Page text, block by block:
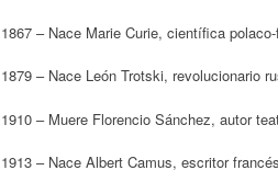
1867 – Nace Marie Curie, científica
1879 – Nace León Trotski, revolucionario
1910 – Muere Florencio Sánchez, autor
1913 – Nace Albert Camus, escritor